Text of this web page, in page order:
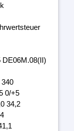
0/+5
34,2